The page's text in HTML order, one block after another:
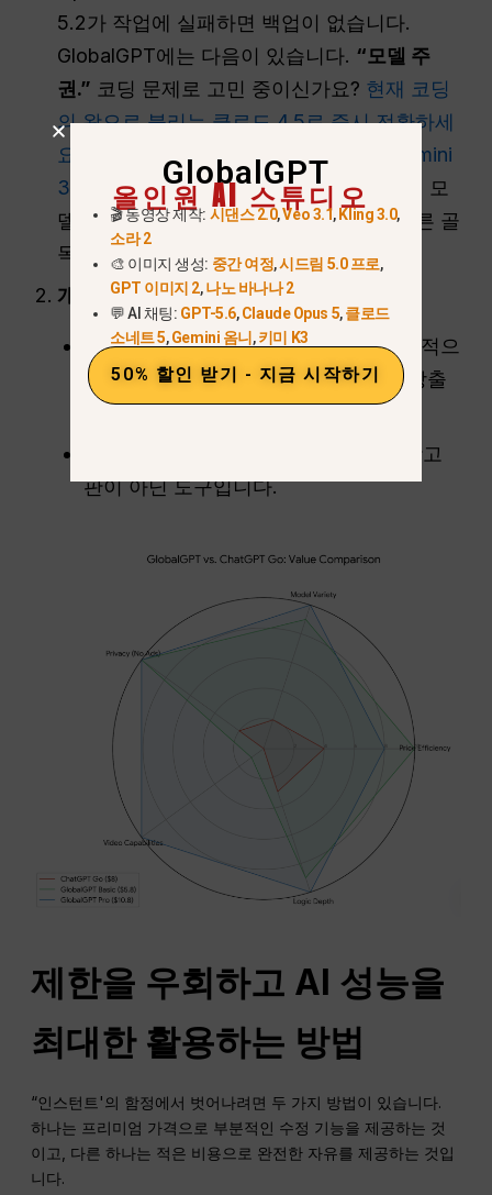
5.2가 작업에 실패하면 백업이 없습니다.
GlobalGPT에는 다음이 있습니다. “모델 주
권.” 코딩 문제로 고민 중이신가요? 현재 코딩
의 왕으로 불리는 클로드 4.5로 즉시 전환하세
요.
창의적인 글쓰기가 필요하신가요?
Gemini
3 Pro로 전환합니다.100개 이상의 최상위 모
델을 하나의 인터페이스로 통합하여 막다른 골
목에 부딪히는 일이 없습니다.
개인 정보 보호 및 청결
ChatGPT가:광고 테스트 계획을 명시적으
로 명시합니다. 워크스페이스가 수익 창출
대상입니다.
광고 없음. 작업 공간은 광고
판이 아닌 도구입니다.
제한을 우회하고 AI 성능을
최대한 활용하는 방법
“인스턴트'의 함정에서 벗어나려면 두 가지 방법이 있습니다.
하나는 프리미엄 가격으로 부분적인 수정 기능을 제공하는 것
이고, 다른 하나는 적은 비용으로 완전한 자유를 제공하는 것입
니다.
GlobalGPT
올인원 AI 스튜디오
🎬 동영상 제작: 시댄스 2.0,Veo 3.1,Kling 3.0,
소라 2
🎨 이미지 생성: 중간 여정,시드림 5.0 프로,
GPT 이미지 2,나노 바나나 2
💬 AI 채팅: GPT-5.6,Claude Opus 5,클로드
소네트 5,Gemini 옴니,키미 K3
50% 할인 받기 - 지금 시작하기